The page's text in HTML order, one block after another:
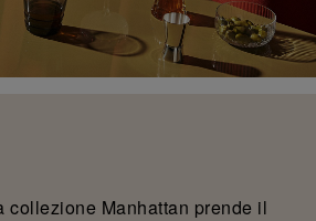
collezione Manhattan prende il